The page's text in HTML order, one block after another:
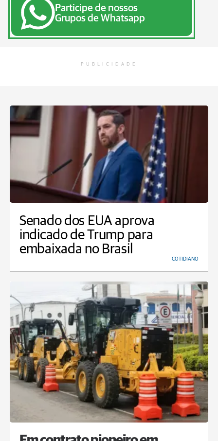
Participe de nossos
Grupos de Whatsapp
PUBLICIDADE
Senado dos EUA aprova
indicado de Trump para
embaixada no Brasil
COTIDIANO